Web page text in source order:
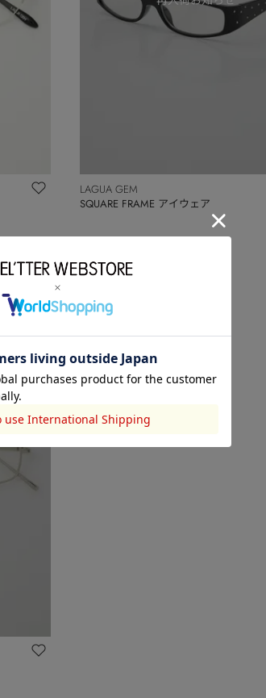
LAGUA GEM
SQUARE FRAME アイウェア
￥3,300